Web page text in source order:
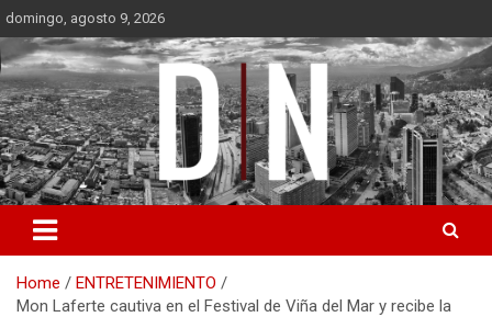
Skip
to
content
domingo, agosto 9, 2026
Diámetro Noticias
Home
ENTRETENIMIENTO
Mon Laferte cautiva en el Festival de Viña del Mar y recibe la